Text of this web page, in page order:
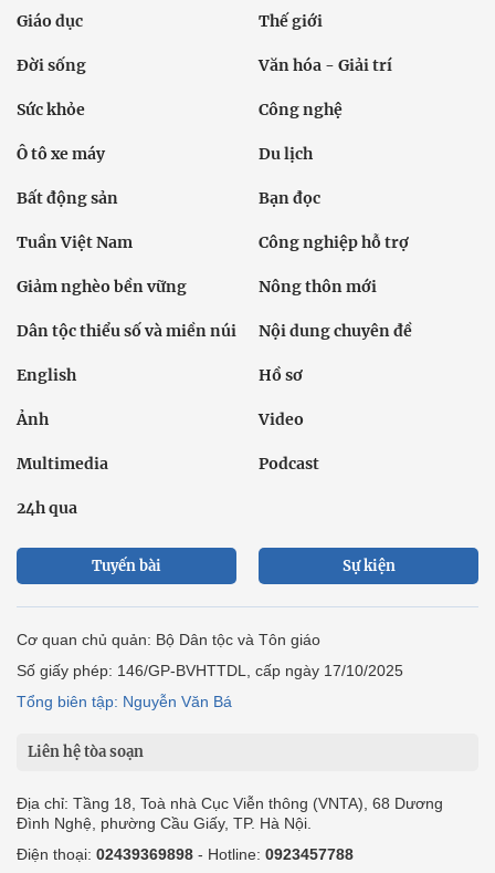
Giáo dục Thế giới
Đời sống Văn hóa - Giải trí
Sức khỏe Công nghệ
Ô tô xe máy Du lịch
Bất động sản Bạn đọc
Tuần Việt Nam Công nghiệp hỗ trợ
Giảm nghèo bền vững Nông thôn mới
Dân tộc thiểu số và miền núi Nội dung chuyên đề
English Hồ sơ
Ảnh Video
Multimedia Podcast
24h qua
Tuyến bài Sự kiện
Cơ quan chủ quản: Bộ Dân tộc và Tôn giáo
Số giấy phép: 146/GP-BVHTTDL, cấp ngày 17/10/2025
Tổng biên tập: Nguyễn Văn Bá
Liên hệ tòa soạn
Địa chỉ: Tầng 18, Toà nhà Cục Viễn thông (VNTA), 68 Dương
Đình Nghệ, phường Cầu Giấy, TP. Hà Nội.
Điện thoại: 02439369898 - Hotline: 0923457788